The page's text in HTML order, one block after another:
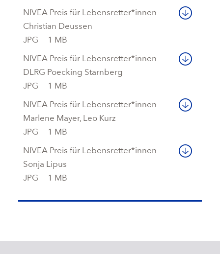
NIVEA Preis für Lebensretter*innen
Christian Deussen
JPG
1 MB
NIVEA Preis für Lebensretter*innen
DLRG Poecking Starnberg
JPG
1 MB
NIVEA Preis für Lebensretter*innen
Marlene Mayer, Leo Kurz
JPG
1 MB
NIVEA Preis für Lebensretter*innen
Sonja Lipus
JPG
1 MB